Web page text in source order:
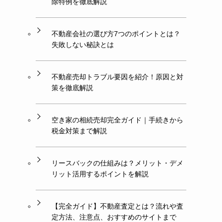
不動産会社の選び方7つのポイントとは？
失敗しない秘訣とは
不動産売却トラブル要因を紹介！原因と対
策を徹底解説
空き家の相続売却完全ガイド｜手続きから
税金対策まで解説
リースバックの仕組みは？メリット・デメ
リット活用するポイントを解説
【完全ガイド】不動産査定とは？流れや査
定方法、注意点、おすすめのサイトまで